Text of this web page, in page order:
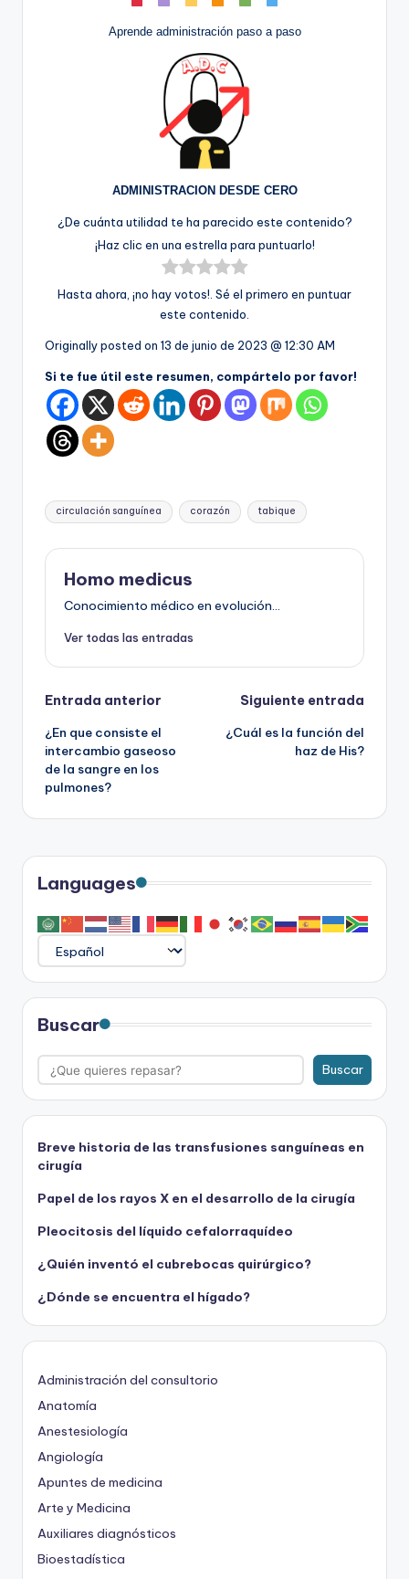
Aprende administración paso a paso
ADMINISTRACION DESDE CERO
¿De cuánta utilidad te ha parecido este contenido?
¡Haz clic en una estrella para puntuarlo!
Hasta ahora, ¡no hay votos!. Sé el primero en puntuar
este contenido.
Originally posted on 13 de junio de 2023 @ 12:30 AM
Si te fue útil este resumen, compártelo por favor!
Etiquetas:
circulación sanguínea corazón tabique
Homo medicus
Conocimiento médico en evolución...
Ver todas las entradas
Navegación
de
entradas
Entrada anterior
¿En que consiste el
intercambio gaseoso
de la sangre en los
pulmones?
Siguiente entrada
¿Cuál es la función del
haz de His?
Languages
Buscar
Buscar
Breve historia de las transfusiones sanguíneas en
cirugía
Papel de los rayos X en el desarrollo de la cirugía
Pleocitosis del líquido cefalorraquídeo
¿Quién inventó el cubrebocas quirúrgico?
¿Dónde se encuentra el hígado?
Administración del consultorio
Anatomía
Anestesiología
Angiología
Apuntes de medicina
Arte y Medicina
Auxiliares diagnósticos
Bioestadística